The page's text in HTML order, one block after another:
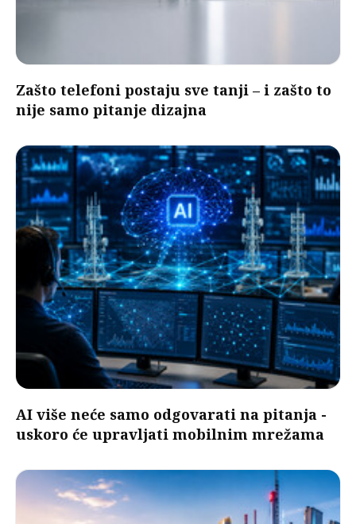
Zašto telefoni postaju sve tanji – i zašto to
nije samo pitanje dizajna
AI više neće samo odgovarati na pitanja -
uskoro će upravljati mobilnim mrežama